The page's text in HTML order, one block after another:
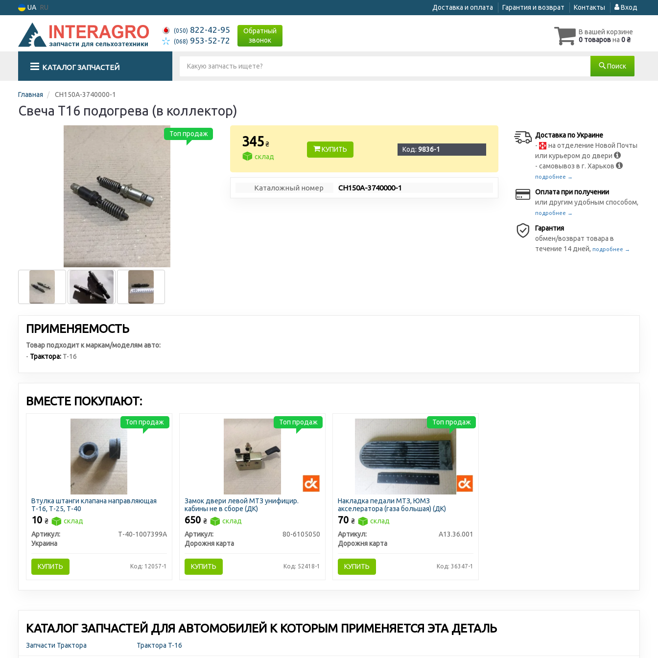
UA RU Доставка и оплата Гарантия и возврат Контакты Вход
(050) 822-42-95
(068) 953-52-72
Обратный
звонок
В вашей корзине
0 товаровна 0 ₴
КАТАЛОГ ЗАПЧАСТЕЙ Поиск
Главная СН150А-3740000-1
Свеча Т16 подогрева (в коллектор)
Топ продаж
345 ₴
склад
КУПИТЬ Код:9836-1
Каталожный номер СН150А-3740000-1
Доставка по Украине
-
на отделение Новой Почты
или курьером до двери
- самовывоз в г. Харьков
подробнее →
Оплата при получении
или другим удобным способом,
подробнее →
Гарантия
обмен/возврат товара в
течение 14 дней,подробнее →
ПРИМЕНЯЕМОСТЬ
Товар подходит к маркам/моделям авто:
- Трактора: T-16
ВМЕСТЕ ПОКУПАЮТ:
Втулка штанги клапана направляющая
Т-16, Т-25, Т-40
10 ₴
склад
Артикул:
Т-40-1007399А
Украина
КУПИТЬ Код: 12057-1
Топ продаж
Замок двери левой МТЗ унифицир.
кабины не в сборе (ДК)
650 ₴
склад
Артикул:
80-6105050
Дорожня карта
КУПИТЬ Код: 52418-1
Топ продаж
Накладка педали МТЗ, ЮМЗ
акселератора (газа большая) (ДК)
70 ₴
склад
Артикул:
А13.36.001
Дорожня карта
КУПИТЬ Код: 36347-1
Топ продаж
КАТАЛОГ ЗАПЧАСТЕЙ ДЛЯ АВТОМОБИЛЕЙ К КОТОРЫМ ПРИМЕНЯЕТСЯ ЭТА ДЕТАЛЬ
Запчасти Трактора Трактора T-16